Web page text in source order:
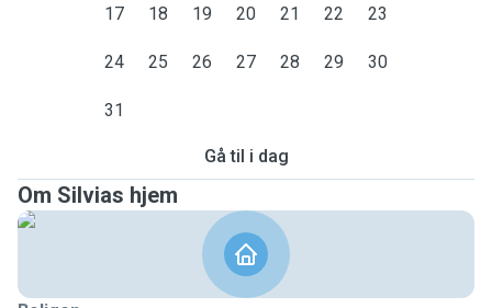
17 18 19 20 21 22 23
24 25 26 27 28 29 30
31
Gå til i dag
Om Silvias hjem